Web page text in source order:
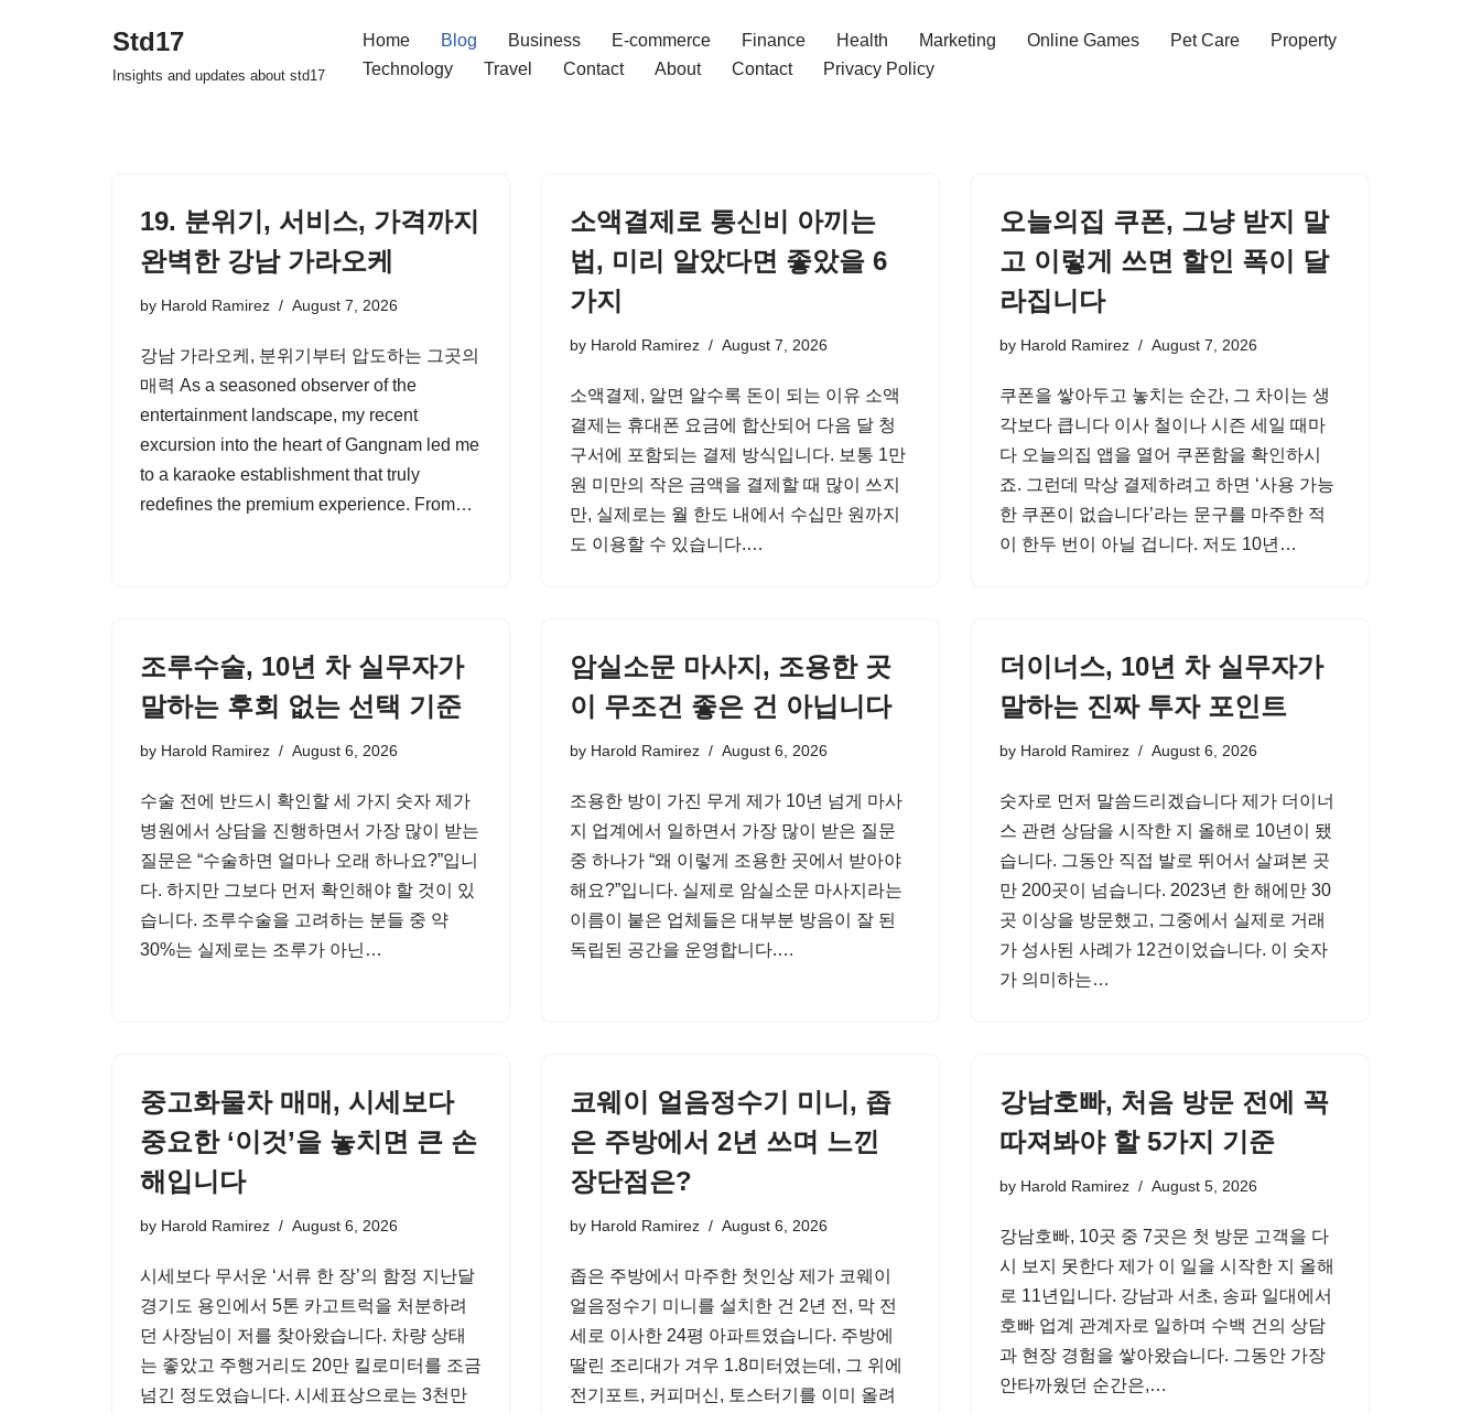
Std17
Insights and updates about std17
Home Blog Business E-commerce Finance Health Marketing Online Games Pet Care
Property
Technology
Travel Contact About Contact Privacy Policy
19. 분위기, 서비스, 가격까지
완벽한 강남 가라오케
by Harold Ramirez August 7, 2026
강남 가라오케, 분위기부터 압도하는 그곳의
매력 As a seasoned observer of the
entertainment landscape, my recent
excursion into the heart of Gangnam led me
to a karaoke establishment that truly
redefines the premium experience. From…
소액결제로 통신비 아끼는
법, 미리 알았다면 좋았을 6
가지
by Harold Ramirez August 7, 2026
소액결제, 알면 알수록 돈이 되는 이유 소액
결제는 휴대폰 요금에 합산되어 다음 달 청
구서에 포함되는 결제 방식입니다. 보통 1만
원 미만의 작은 금액을 결제할 때 많이 쓰지
만, 실제로는 월 한도 내에서 수십만 원까지
도 이용할 수 있습니다.…
오늘의집 쿠폰, 그냥 받지 말
고 이렇게 쓰면 할인 폭이 달
라집니다
by Harold Ramirez August 7, 2026
쿠폰을 쌓아두고 놓치는 순간, 그 차이는 생
각보다 큽니다 이사 철이나 시즌 세일 때마
다 오늘의집 앱을 열어 쿠폰함을 확인하시
죠. 그런데 막상 결제하려고 하면 ‘사용 가능
한 쿠폰이 없습니다’라는 문구를 마주한 적
이 한두 번이 아닐 겁니다. 저도 10년…
조루수술, 10년 차 실무자가
말하는 후회 없는 선택 기준
by Harold Ramirez August 6, 2026
수술 전에 반드시 확인할 세 가지 숫자 제가
병원에서 상담을 진행하면서 가장 많이 받는
질문은 “수술하면 얼마나 오래 하나요?”입니
다. 하지만 그보다 먼저 확인해야 할 것이 있
습니다. 조루수술을 고려하는 분들 중 약
30%는 실제로는 조루가 아닌…
암실소문 마사지, 조용한 곳
이 무조건 좋은 건 아닙니다
by Harold Ramirez August 6, 2026
조용한 방이 가진 무게 제가 10년 넘게 마사
지 업계에서 일하면서 가장 많이 받은 질문
중 하나가 “왜 이렇게 조용한 곳에서 받아야
해요?”입니다. 실제로 암실소문 마사지라는
이름이 붙은 업체들은 대부분 방음이 잘 된
독립된 공간을 운영합니다.…
더이너스, 10년 차 실무자가
말하는 진짜 투자 포인트
by Harold Ramirez August 6, 2026
숫자로 먼저 말씀드리겠습니다 제가 더이너
스 관련 상담을 시작한 지 올해로 10년이 됐
습니다. 그동안 직접 발로 뛰어서 살펴본 곳
만 200곳이 넘습니다. 2023년 한 해에만 30
곳 이상을 방문했고, 그중에서 실제로 거래
가 성사된 사례가 12건이었습니다. 이 숫자
가 의미하는…
중고화물차 매매, 시세보다
중요한 ‘이것’을 놓치면 큰 손
해입니다
by Harold Ramirez August 6, 2026
시세보다 무서운 ‘서류 한 장’의 함정 지난달
경기도 용인에서 5톤 카고트럭을 처분하려
던 사장님이 저를 찾아왔습니다. 차량 상태
는 좋았고 주행거리도 20만 킬로미터를 조금
넘긴 정도였습니다. 시세표상으로는 3천만
코웨이 얼음정수기 미니, 좁
은 주방에서 2년 쓰며 느낀
장단점은?
by Harold Ramirez August 6, 2026
좁은 주방에서 마주한 첫인상 제가 코웨이
얼음정수기 미니를 설치한 건 2년 전, 막 전
세로 이사한 24평 아파트였습니다. 주방에
딸린 조리대가 겨우 1.8미터였는데, 그 위에
전기포트, 커피머신, 토스터기를 이미 올려
강남호빠, 처음 방문 전에 꼭
따져봐야 할 5가지 기준
by Harold Ramirez August 5, 2026
강남호빠, 10곳 중 7곳은 첫 방문 고객을 다
시 보지 못한다 제가 이 일을 시작한 지 올해
로 11년입니다. 강남과 서초, 송파 일대에서
호빠 업계 관계자로 일하며 수백 건의 상담
과 현장 경험을 쌓아왔습니다. 그동안 가장
안타까웠던 순간은,…